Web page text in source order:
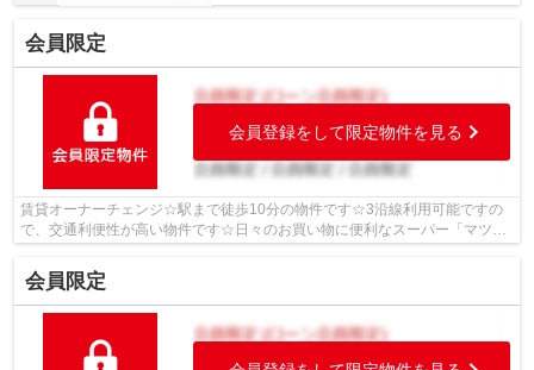
会員限定
会員登録をして限定物件を見る
賃貸オーナーチェンジ☆駅まで徒歩10分の物件です☆3沿線利用可能ですの
で、交通利便性が高い物件です☆日々のお買い物に便利なスーパー「マツヤ
会員限定